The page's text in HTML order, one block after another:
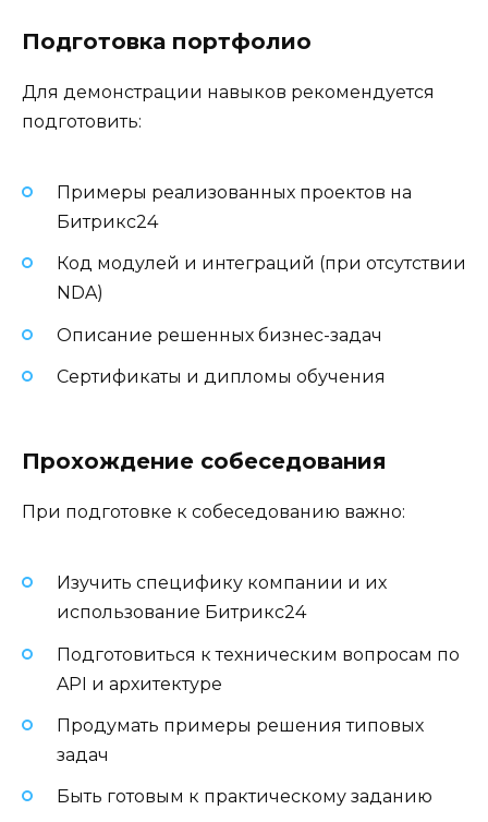
Подготовка портфолио
Для демонстрации навыков рекомендуется
подготовить:
Примеры реализованных проектов на
Битрикс24
Код модулей и интеграций (при отсутствии
NDA)
Описание решенных бизнес-задач
Сертификаты и дипломы обучения
Прохождение собеседования
При подготовке к собеседованию важно:
Изучить специфику компании и их
использование Битрикс24
Подготовиться к техническим вопросам по
API и архитектуре
Продумать примеры решения типовых
задач
Быть готовым к практическому заданию